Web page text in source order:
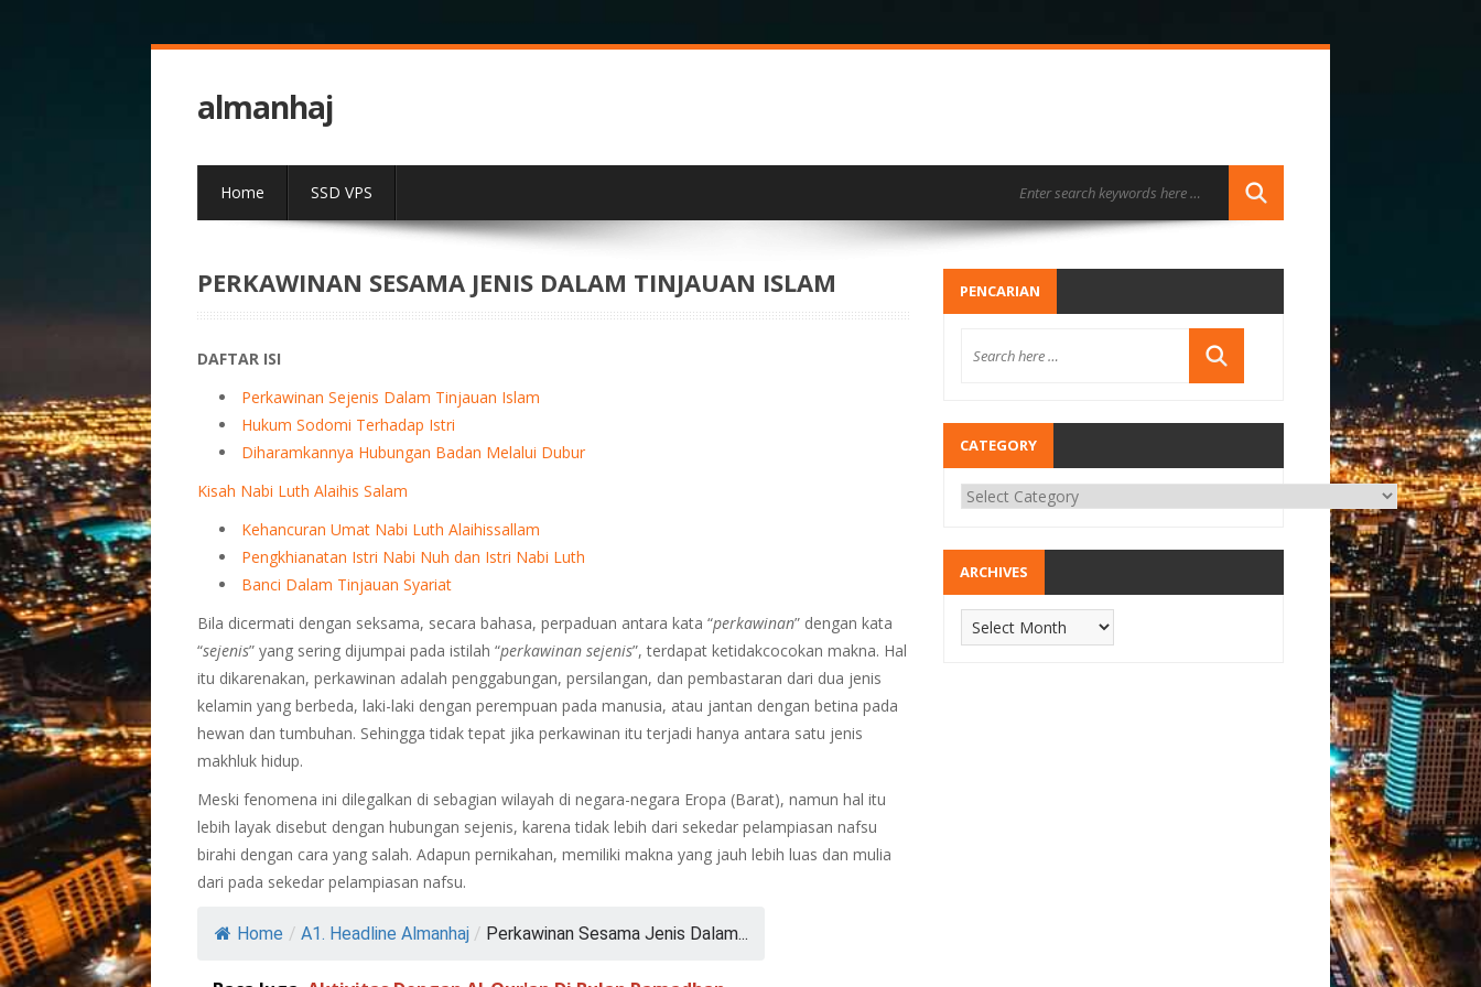
almanhaj
Home SSD VPS
PERKAWINAN SESAMA JENIS DALAM TINJAUAN ISLAM
DAFTAR ISI
Perkawinan Sejenis Dalam Tinjauan Islam
Hukum Sodomi Terhadap Istri
Diharamkannya Hubungan Badan Melalui Dubur
Kisah Nabi Luth Alaihis Salam
Kehancuran Umat Nabi Luth Alaihissallam
Pengkhianatan Istri Nabi Nuh dan Istri Nabi Luth
Banci Dalam Tinjauan Syariat
Bila dicermati dengan seksama, secara bahasa, perpaduan antara kata “perkawinan” dengan kata
“sejenis” yang sering dijumpai pada istilah “perkawinan sejenis”, terdapat ketidakcocokan makna. Hal
itu dikarenakan, perkawinan adalah penggabungan, persilangan, dan pembastaran dari dua jenis
kelamin yang berbeda, laki-laki dengan perempuan pada manusia, atau jantan dengan betina pada
hewan dan tumbuhan. Sehingga tidak tepat jika perkawinan itu terjadi hanya antara satu jenis
makhluk hidup.
Meski fenomena ini dilegalkan di sebagian wilayah di negara-negara Eropa (Barat), namun hal itu
lebih layak disebut dengan hubungan sejenis, karena tidak lebih dari sekedar pelampiasan nafsu
birahi dengan cara yang salah. Adapun pernikahan, memiliki makna yang jauh lebih luas dan mulia
dari pada sekedar pelampiasan nafsu.
Home / A1. Headline Almanhaj / Perkawinan Sesama Jenis Dalam...
PENCARIAN
CATEGORY
ARCHIVES